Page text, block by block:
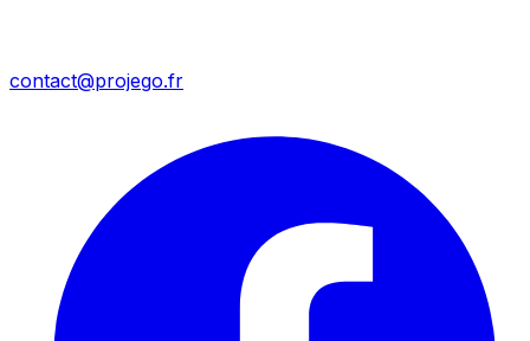
contact@projego.fr